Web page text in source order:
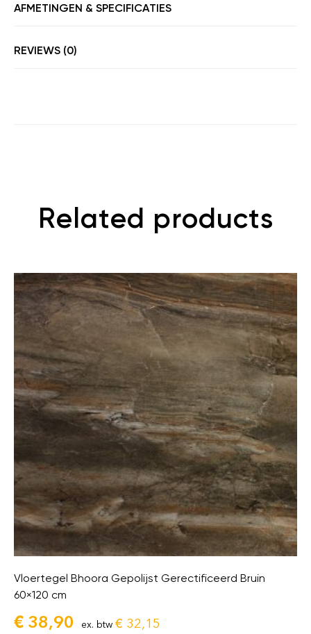
AFMETINGEN & SPECIFICATIES
REVIEWS (0)
Related products
Vloertegel Bhoora Gepolijst Gerectificeerd Bruin
60×120 cm
€ 38,90 ex. btw € 32,15